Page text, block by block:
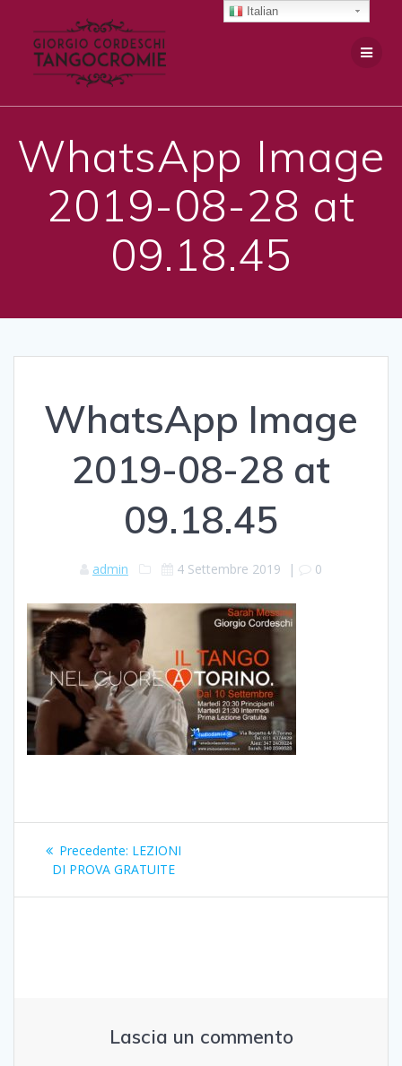
WhatsApp Image
2019-08-28 at
09.18.45
WhatsApp Image
2019-08-28 at
09.18.45
admin 4 Settembre 2019 | 0
Navigazione
articoli
Precedente: Articolo
precedente:
LEZIONI
DI PROVA GRATUITE
Lascia un commento
Italian